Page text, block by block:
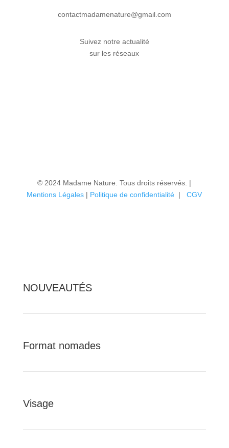
contactmadamenature@gmail.com
Suivez notre actualité
sur les réseaux
© 2024 Madame Nature. Tous droits réservés. |
Mentions Légales | Politique de confidentialité |CGV
NOUVEAUTÉS
Format nomades
Visage